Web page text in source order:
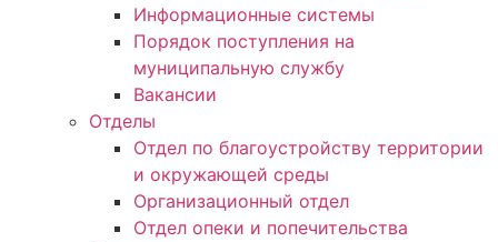
Информационные системы
Порядок поступления на
муниципальную службу
Вакансии
Отделы
Отдел по благоустройству территории
и окружающей среды
Организационный отдел
Отдел опеки и попечительства